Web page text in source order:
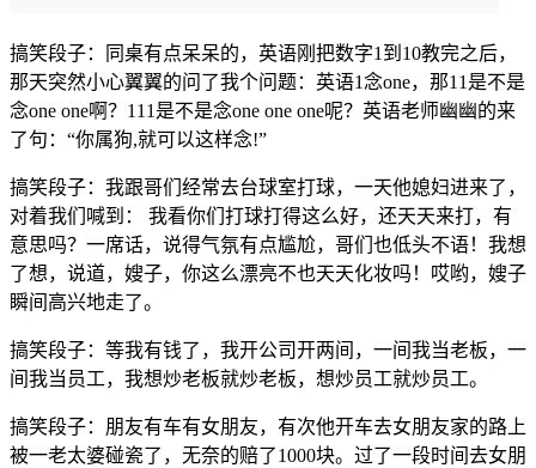
搞笑段子：同桌有点呆呆的，英语刚把数字1到10教完之后，
那天突然小心翼翼的问了我个问题：英语1念one，那11是不是
念one one啊？111是不是念one one one呢？英语老师幽幽的来
了句：“你属狗,就可以这样念!”
搞笑段子：我跟哥们经常去台球室打球，一天他媳妇进来了，
对着我们喊到： 我看你们打球打得这么好，还天天来打，有
意思吗？一席话，说得气氛有点尴尬，哥们也低头不语！我想
了想，说道，嫂子，你这么漂亮不也天天化妆吗！哎哟，嫂子
瞬间高兴地走了。
搞笑段子：等我有钱了，我开公司开两间，一间我当老板，一
间我当员工，我想炒老板就炒老板，想炒员工就炒员工。
搞笑段子：朋友有车有女朋友，有次他开车去女朋友家的路上
被一老太婆碰瓷了，无奈的赔了1000块。过了一段时间去女朋